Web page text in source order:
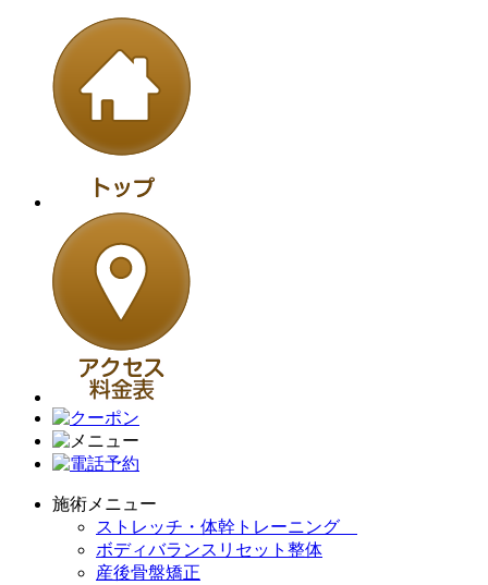
施術メニュー
ストレッチ・体幹トレーニング
ボディバランスリセット整体
産後骨盤矯正